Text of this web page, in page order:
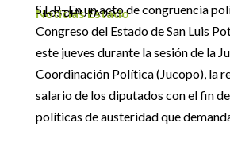
LOS DIPUTADOS.
Noticias Estado
S.L.P.- En un acto de congruencia
Congreso del Estado de San Luis
este jueves durante la sesión de la
Coordinación Política (Jucopo), la
salario de los diputados con el fin
políticas de austeridad que